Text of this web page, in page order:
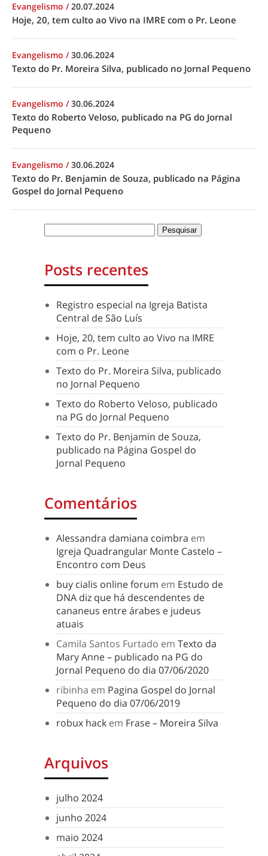
Evangelismo /20.07.2024
Hoje, 20, tem culto ao Vivo na IMRE com o Pr. Leone
Evangelismo /30.06.2024
Texto do Pr. Moreira Silva, publicado no Jornal Pequeno
Evangelismo /30.06.2024
Texto do Roberto Veloso, publicado na PG do Jornal
Pequeno
Evangelismo /30.06.2024
Texto do Pr. Benjamin de Souza, publicado na Página
Gospel do Jornal Pequeno
Posts recentes
Registro especial na Igreja Batista
Central de São Luís
Hoje, 20, tem culto ao Vivo na IMRE
com o Pr. Leone
Texto do Pr. Moreira Silva, publicado
no Jornal Pequeno
Texto do Roberto Veloso, publicado
na PG do Jornal Pequeno
Texto do Pr. Benjamin de Souza,
publicado na Página Gospel do
Jornal Pequeno
Comentários
Alessandra damiana coimbra em
Igreja Quadrangular Monte Castelo –
Encontro com Deus
buy cialis online forum em Estudo de
DNA diz que há descendentes de
cananeus entre árabes e judeus
atuais
Camila Santos Furtado em Texto da
Mary Anne – publicado na PG do
Jornal Pequeno do dia 07/06/2020
ribinha em Pagina Gospel do Jornal
Pequeno do dia 07/06/2019
robux hack em Frase – Moreira Silva
Arquivos
julho 2024
junho 2024
maio 2024